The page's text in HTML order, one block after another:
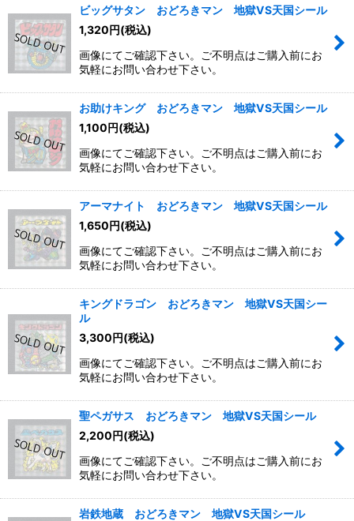
ビッグサタン おどろきマン 地獄VS天国シール
1,320円(税込)
画像にてご確認下さい。ご不明点はご購入前にお
気軽にお問い合わせ下さい。
お助けキング おどろきマン 地獄VS天国シール
1,100円(税込)
画像にてご確認下さい。ご不明点はご購入前にお
気軽にお問い合わせ下さい。
アーマナイト おどろきマン 地獄VS天国シール
1,650円(税込)
画像にてご確認下さい。ご不明点はご購入前にお
気軽にお問い合わせ下さい。
キングドラゴン おどろきマン 地獄VS天国シー
ル
3,300円(税込)
画像にてご確認下さい。ご不明点はご購入前にお
気軽にお問い合わせ下さい。
聖ペガサス おどろきマン 地獄VS天国シール
2,200円(税込)
画像にてご確認下さい。ご不明点はご購入前にお
気軽にお問い合わせ下さい。
岩鉄地蔵 おどろきマン 地獄VS天国シール